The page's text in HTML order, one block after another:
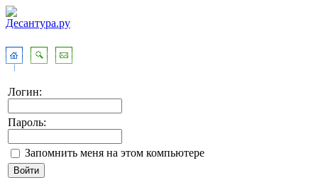
Логин:
Пароль:
Запомнить меня на этом компьютере